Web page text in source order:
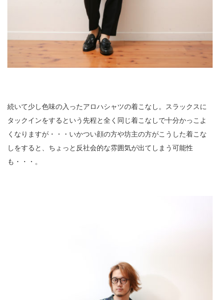
続いて少し色味の入ったアロハシャツの着こなし。スラックスに
タックインをするという先程と全く同じ着こなしで十分かっこよ
くなりますが・・・いかつい顔の方や坊主の方がこうした着こな
しをすると、ちょっと反社会的な雰囲気が出てしまう可能性
も・・・。